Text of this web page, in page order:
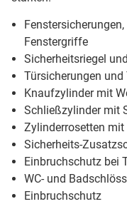
Fenstergriffe
Sicherheitsriegel
Türsicherungen und
Knaufzylinder mit
Schließzylinder mit
Zylinderrosetten
Sicherheits-
Einbruchschutz bei
WC- und
Einbruchschutz